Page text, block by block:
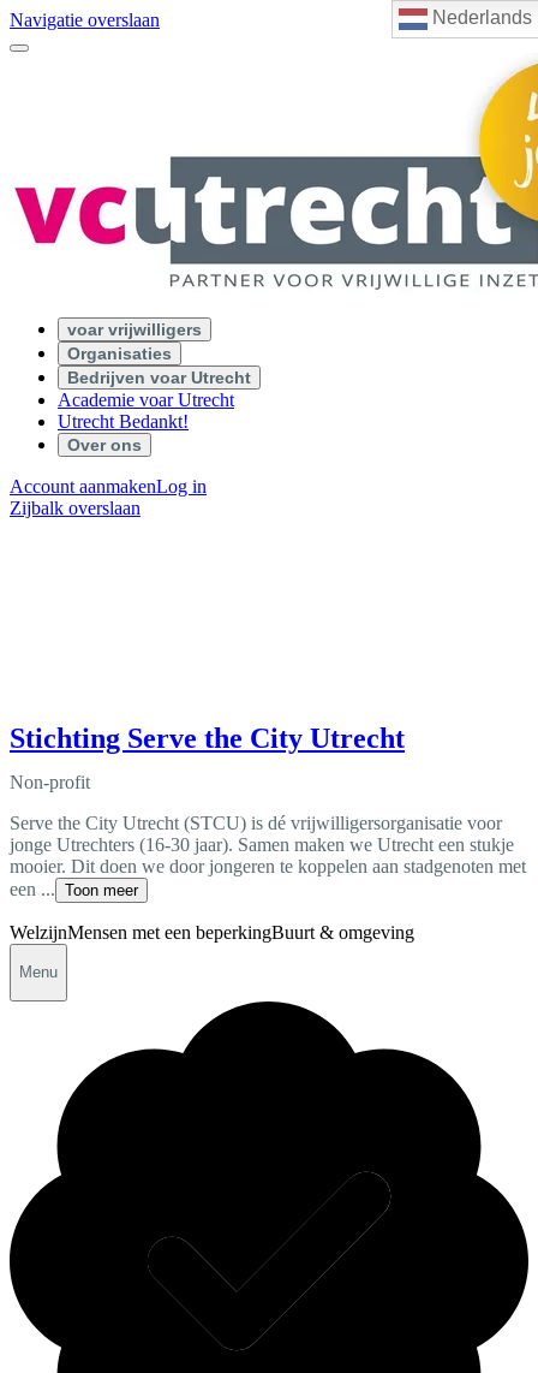
Nederlands
Navigatie overslaan
voar vrijwilligers
Organisaties
Bedrijven voar Utrecht
Academie voar Utrecht
Utrecht Bedankt!
Over ons
Account aanmakenLog in
Zijbalk overslaan
Stichting Serve the City Utrecht
Non-profit
Serve the City Utrecht (STCU) is dé vrijwilligersorganisatie voor
jonge Utrechters (16-30 jaar). Samen maken we Utrecht een stukje
mooier. Dit doen we door jongeren te koppelen aan stadgenoten met
een ... Toon meer
WelzijnMensen met een beperkingBuurt & omgeving
Menu